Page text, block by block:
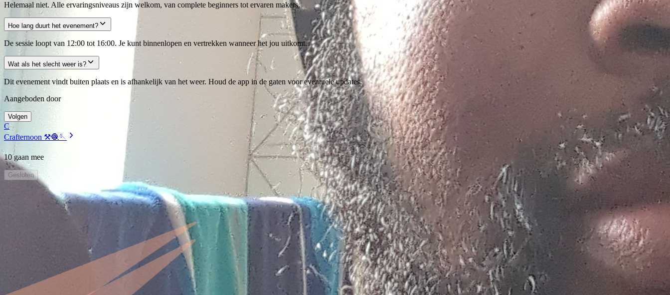
Helemaal niet. Alle ervaringsniveaus zijn welkom, van complete beginners tot ervaren makers.
Hoe lang duurt het evenement?
De sessie loopt van 12:00 tot 16:00. Je kunt binnenlopen en vertrekken wanneer het jou uitkomt.
Wat als het slecht weer is?
Dit evenement vindt buiten plaats en is afhankelijk van het weer. Houd de app in de gaten voor eventuele updates.
Aangeboden door
Volgen
C
Crafternoon ⚒️🧶🪡
10 gaan mee
Gesloten